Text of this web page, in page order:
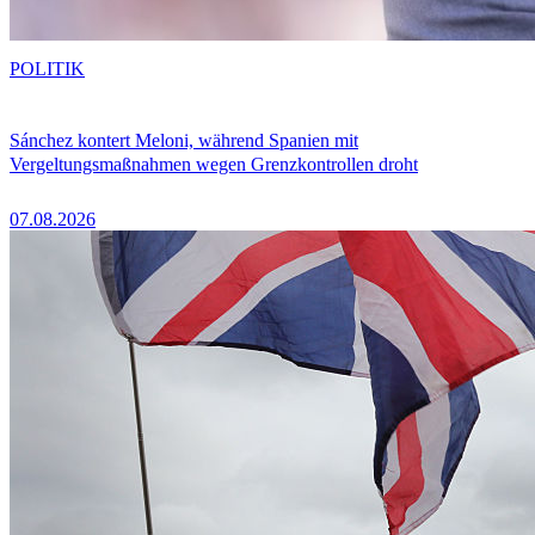
Sánchez kontert Meloni, während Spanien mit
Vergeltungsmaßnahmen wegen Grenzkontrollen droht
07.08.2026
POLITIK